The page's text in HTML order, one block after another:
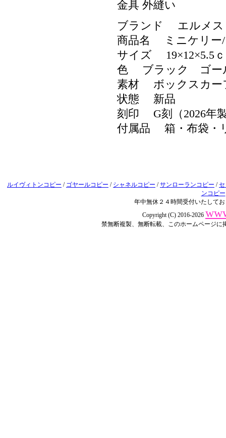
金具 外縫い
ブランド エルメス
商品名 ミニケリー/
サイズ 19×12×5.5
色 ブラック ゴー
素材 ボックスカー
状態 新品
刻印 G刻（2026年
付属品 箱・布袋・
ルイヴィトンコピー / ゴヤールコピー / シャネルコピー /サンローランコピー /
ンコピー
年中無休２４時間受付いたして
Copyright (C) 2016-2026
禁無断複製、無断転載、このホームページ